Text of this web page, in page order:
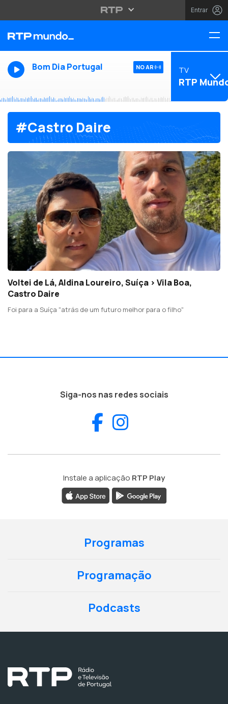
Entrar
Bom Dia Portugal NO AR TV
RTP
#Castro Daire
Voltei de Lá, Aldina Loureiro, Suíça > Vila Boa,
Castro Daire
Foi para a Suíça "atrás de um futuro melhor para o filho"
Siga-nos nas redes sociais
Facebook
Instale a aplicação RTP Play
Programas
Programação
Podcasts